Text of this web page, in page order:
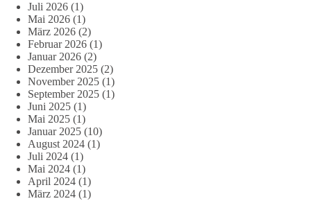
Juli 2026 (1)
Mai 2026 (1)
März 2026 (2)
Februar 2026 (1)
Januar 2026 (2)
Dezember 2025 (2)
November 2025 (1)
September 2025 (1)
Juni 2025 (1)
Mai 2025 (1)
Januar 2025 (10)
August 2024 (1)
Juli 2024 (1)
Mai 2024 (1)
April 2024 (1)
März 2024 (1)